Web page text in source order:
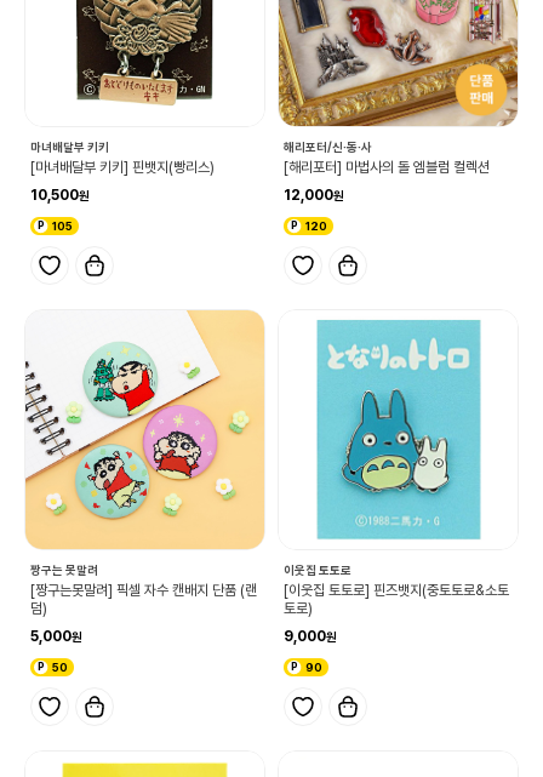
마녀배달부 키키
[마녀배달부 키키] 핀뱃지(빵리스)
10,500
105
해리포터/신·동·사
[해리포터] 마법사의 돌 엠블럼 컬렉션
12,000
120
짱구는 못말려
[짱구는못말려] 픽셀 자수 캔배지 단품 (랜
덤)
5,000
50
이웃집 토토로
[이웃집 토토로] 핀즈뱃지(중토토로&소토
토로)
9,000
90